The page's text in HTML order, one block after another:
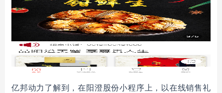
亿邦动力了解到，在阳澄股份小程序上，以在线销售礼